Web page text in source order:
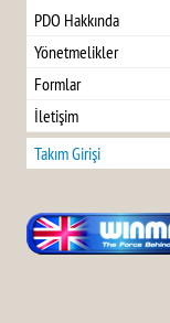
PDO Hakkında
Yönetmelikler
Formlar
İletişim
Takım Girişi